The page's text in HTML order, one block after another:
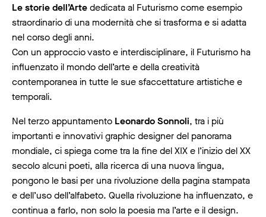
Le storie dell’Artededicata al Futurismo come esempio
straordinario di una modernità che si trasforma e si adatta
nel corso degli anni.
Con un approccio vasto e interdisciplinare, il Futurismo ha
influenzato il mondo dell’arte e della creatività
contemporanea in tutte le sue sfaccettature artistiche e
temporali.
Nel terzo appuntamento Leonardo Sonnoli, tra i più
importanti e innovativi graphic designer del panorama
mondiale, ci spiega come tra la fine del XIX e l’inizio del XX
secolo alcuni poeti, alla ricerca di una nuova lingua,
pongono le basi per una rivoluzione della pagina stampata
e dell’uso dell’alfabeto. Quella rivoluzione ha influenzato, e
continua a farlo, non solo la poesia ma l’arte e il design.